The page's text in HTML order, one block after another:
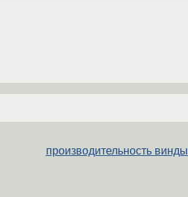
производительность винды